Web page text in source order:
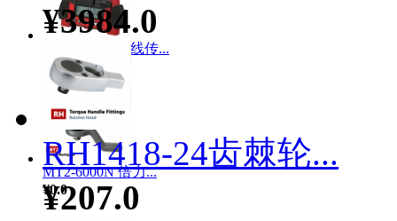
WET-1000N无线传...
¥0.0
MT2-6000N 倍力...
¥0.0
¥3984.0
RH1418-24齿棘轮...
¥207.0